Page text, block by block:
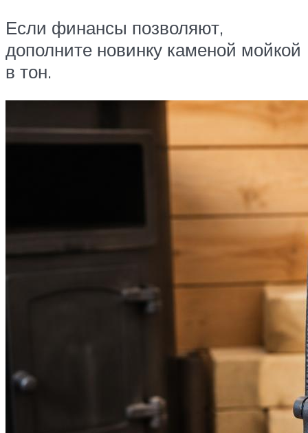
Если финансы позволяют,
дополните новинку каменой мойкой
в тон.